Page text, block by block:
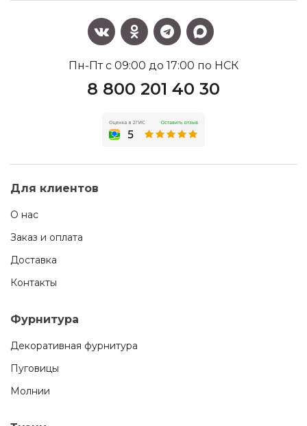
Пн-Пт с 09:00 до 17:00 по НСК
8 800 201 40 30
Для клиентов
О нас
Заказ и оплата
Доставка
Контакты
Фурнитура
Декоративная фурнитура
Пуговицы
Молнии